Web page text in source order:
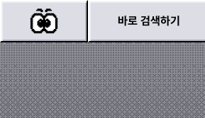
바로 검색하기